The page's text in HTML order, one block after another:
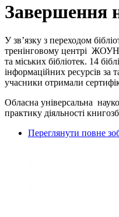
Завершення
У зв’язку з переходом
тренінговому центрі
та міських бібліотек. 14
інформаційних ресурсів за
учасники отримали
Обласна універсальна
практику діяльності
Переглянути повне